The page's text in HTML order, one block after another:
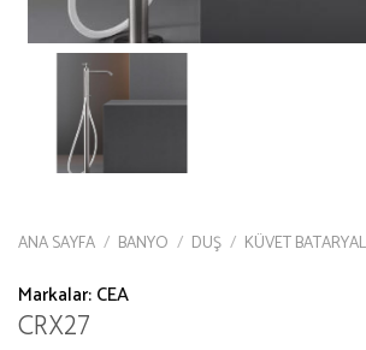
ANA SAYFA / BANYO / DUŞ / KÜVET
Markalar:CEA
CRX27